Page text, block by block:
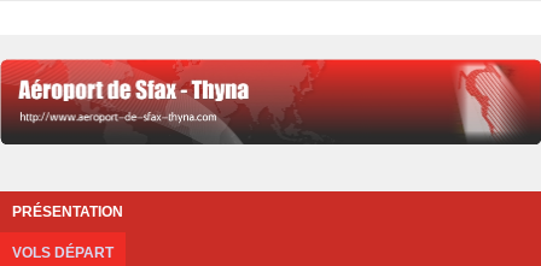
PRÉSENTATION
VOLS DÉPART